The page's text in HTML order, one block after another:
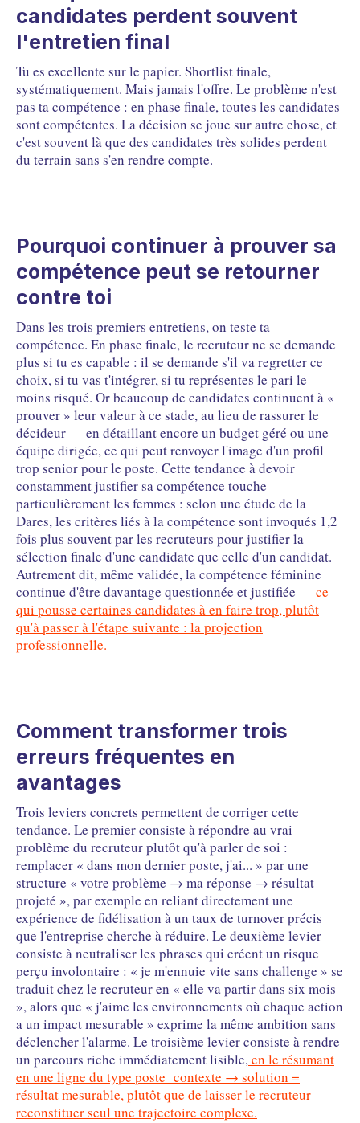
candidates perdent souvent
l'entretien final
Tu es excellente sur le papier. Shortlist finale,
systématiquement. Mais jamais l'offre. Le problème n'est
pas ta compétence : en phase finale, toutes les candidates
sont compétentes. La décision se joue sur autre chose, et
c'est souvent là que des candidates très solides perdent
du terrain sans s'en rendre compte.
Pourquoi continuer à prouver sa
compétence peut se retourner
contre toi
Dans les trois premiers entretiens, on teste ta
compétence. En phase finale, le recruteur ne se demande
plus si tu es capable : il se demande s'il va regretter ce
choix, si tu vas t'intégrer, si tu représentes le pari le
moins risqué. Or beaucoup de candidates continuent à «
prouver » leur valeur à ce stade, au lieu de rassurer le
décideur — en détaillant encore un budget géré ou une
équipe dirigée, ce qui peut renvoyer l'image d'un profil
trop senior pour le poste. Cette tendance à devoir
constamment justifier sa compétence touche
particulièrement les femmes : selon une étude de la
Dares, les critères liés à la compétence sont invoqués 1,2
fois plus souvent par les recruteurs pour justifier la
sélection finale d'une candidate que celle d'un candidat.
Autrement dit, même validée, la compétence féminine
continue d'être davantage questionnée et justifiée —ce
qui pousse certaines candidates à en faire trop, plutôt
qu'à passer à l'étape suivante : la projection
professionnelle.
Comment transformer trois
erreurs fréquentes en
avantages
Trois leviers concrets permettent de corriger cette
tendance. Le premier consiste à répondre au vrai
problème du recruteur plutôt qu'à parler de soi :
remplacer « dans mon dernier poste, j'ai... » par une
structure « votre problème → ma réponse → résultat
projeté », par exemple en reliant directement une
expérience de fidélisation à un taux de turnover précis
que l'entreprise cherche à réduire. Le deuxième levier
consiste à neutraliser les phrases qui créent un risque
perçu involontaire : « je m'ennuie vite sans challenge » se
traduit chez le recruteur en « elle va partir dans six mois
», alors que « j'aime les environnements où chaque action
a un impact mesurable » exprime la même ambition sans
déclencher l'alarme. Le troisième levier consiste à rendre
un parcours riche immédiatement lisible,en le résumant
en une ligne du type poste contexte → solution =
résultat mesurable, plutôt que de laisser le recruteur
reconstituer seul une trajectoire complexe.
immédiatement lisible
Ce qu'il faut retenir pour transformer une bonne
candidature en choix évident
05
Questions fréquentes
FAQ